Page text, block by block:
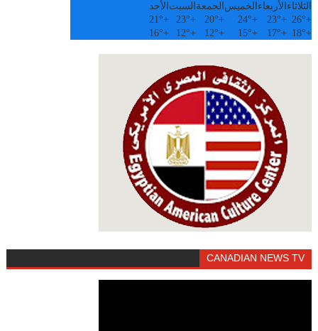
الثلاثاء الأربعاء الخميس الجمعة السبت الأحد
+
26°
+
23°
+
24°
+
20°
+
23°
+
21°
+
18°
+
17°
+
15°
+
12°
+
12°
+
16°
CANADIAN NEWS TV